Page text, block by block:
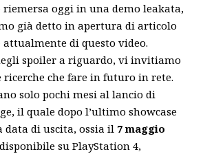
riemersa oggi in una demo leakata,
già detto in apertura di articolo
di questo video.
spoiler a riguardo, vi invitiamo
che fare in futuro in rete.
solo pochi mesi al lancio di
il quale dopo l’ultimo showcase
di uscita, ossia il 7 maggio
su PlayStation 4,